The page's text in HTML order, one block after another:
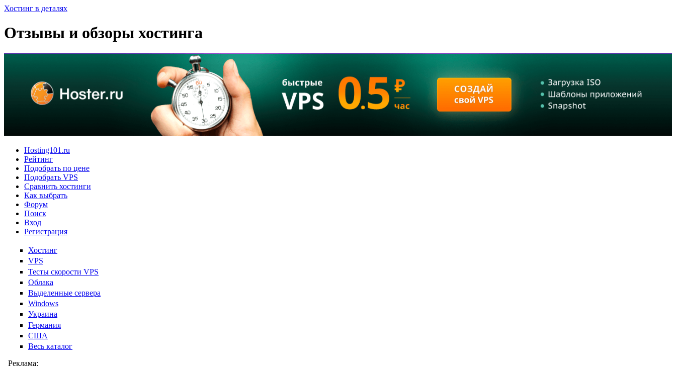
Хостинг в деталях
Отзывы и обзоры хостинга
Hosting101.ru
Рейтинг
Подобрать по цене
Подобрать VPS
Сравнить хостинги
Как выбрать
Форум
Поиск
Вход
Регистрация
Хостинг
VPS
Тесты скорости VPS
Облака
Выделенные сервера
Windows
Украина
Германия
США
Весь каталог
Реклама: